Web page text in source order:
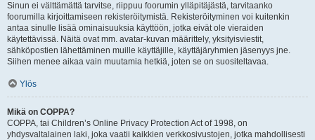
Sinun ei välttämättä tarvitse, riippuu foorumin ylläpitäjästä, tarvitaanko
foorumilla kirjoittamiseen rekisteröitymistä. Rekisteröityminen voi kuitenkin
antaa sinulle lisää ominaisuuksia käyttöön, jotka eivät ole vieraiden
käytettävissä. Näitä ovat mm. avatar-kuvan määrittely, yksityisviestit,
sähköpostien lähettäminen muille käyttäjille, käyttäjäryhmien jäsenyys jne.
Siihen menee aikaa vain muutamia hetkiä, joten se on suositeltavaa.
Ylös
Mikä on COPPA?
COPPA, tai Children’s Online Privacy Protection Act of 1998, on
yhdysvaltalainen laki, joka vaatii kaikkien verkkosivustojen, jotka mahdollisesti